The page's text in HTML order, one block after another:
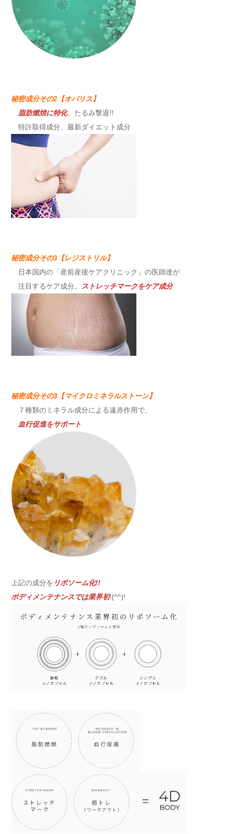
秘密成分その2【オバリス】
脂肪燃焼に特化、たるみ撃退!!
特許取得成分、最新ダイエット成分
秘密成分その3【レジストリル】
日本国内の「産前産後ケアクリニック」の医師達が
注目するケア成分。
ストレッチマークをケア成分
秘密成分その3【マイクロミネラルストーン】
７種類のミネラル成分による遠赤作用で、
血行促進をサポート
上記の成分を リポソーム化!!
ボディメンテナンスでは業界初!(^^)!